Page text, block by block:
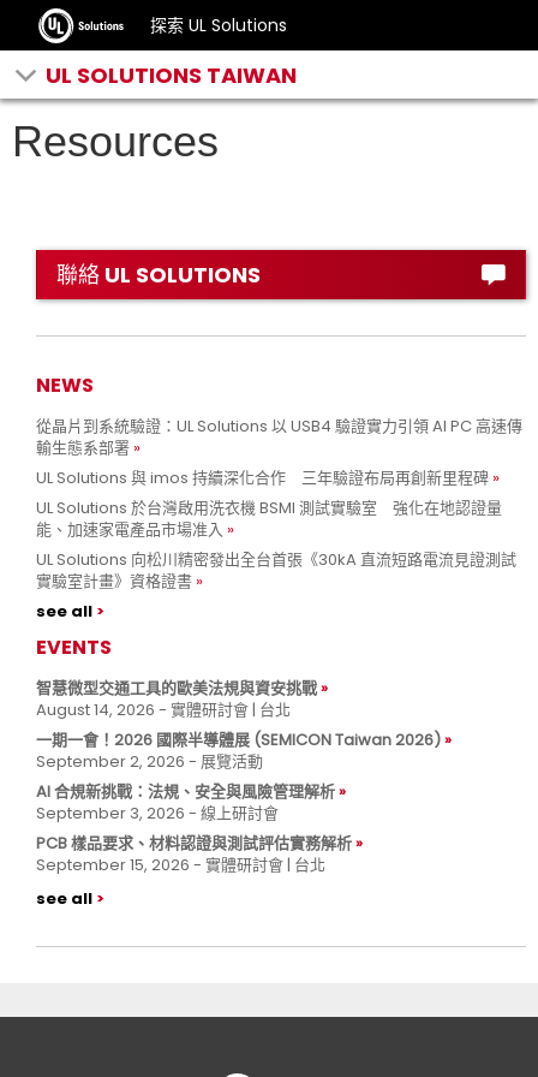
探索 UL Solutions
UL SOLUTIONS TAIWAN
Resources
聯絡 UL SOLUTIONS
NEWS
從晶片到系統驗證：UL Solutions 以 USB4 驗證實力引領 AI PC 高速傳
輸生態系部署
UL Solutions 與 imos 持續深化合作 三年驗證布局再創新里程碑
UL Solutions 於台灣啟用洗衣機 BSMI 測試實驗室 強化在地認證量
能、加速家電產品市場准入
UL Solutions 向松川精密發出全台首張《30kA 直流短路電流見證測試
實驗室計畫》資格證書
see all
EVENTS
智慧微型交通工具的歐美法規與資安挑戰
August 14, 2026 - 實體研討會 | 台北
一期一會！2026 國際半導體展 (SEMICON Taiwan 2026)
September 2, 2026 - 展覽活動
AI 合規新挑戰：法規、安全與風險管理解析
September 3, 2026 - 線上研討會
PCB 樣品要求、材料認證與測試評估實務解析
September 15, 2026 - 實體研討會 | 台北
see all